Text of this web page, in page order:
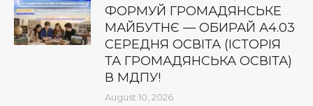
ФОРМУЙ ГРОМАДЯНСЬКЕ
МАЙБУТНЄ — ОБИРАЙ А4.03
СЕРЕДНЯ ОСВІТА (ІСТОРІЯ
ТА ГРОМАДЯНСЬКА ОСВІТА)
В МДПУ!
August 10, 2026